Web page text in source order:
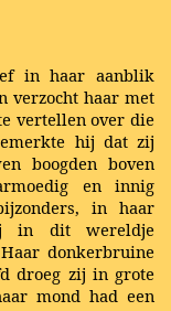
in haar aanblik
verzocht haar met
vertellen over die
hij dat zij
boogden boven
en innig
in haar
in dit wereldje
donkerbruine
droeg zij in grote
mond had een